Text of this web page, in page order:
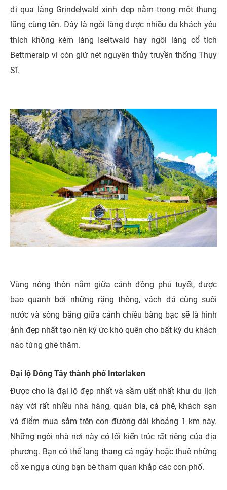
đi qua làng Grindelwald xinh đẹp nằm trong một thung
lũng cùng tên. Đây là ngôi làng được nhiều du khách yêu
thích không kém làng Iseltwald hay ngôi làng cổ tích
Bettmeralp vì còn giữ nét nguyên thủy truyền thống Thụy
Sĩ.
Vùng nông thôn nằm giữa cánh đồng phủ tuyết, được
bao quanh bởi những rặng thông, vách đá cùng suối
nước và sông băng giữa cảnh chiều bàng bạc sẽ là hình
ảnh đẹp nhất tạo nên ký ức khó quên cho bất kỳ du khách
nào từng ghé thăm.
Đại lộ Đông Tây thành phố Interlaken
Được cho là đại lộ đẹp nhất và sầm uất nhất khu du lịch
này với rất nhiều nhà hàng, quán bia, cà phê, khách sạn
và điểm mua sắm trên con đường dài khoảng 1 km này.
Những ngôi nhà nơi này có lối kiến trúc rất riêng của địa
phương. Bạn có thể lang thang cả ngày hoặc thuê những
cỗ xe ngựa cùng bạn bè tham quan khắp các con phố.